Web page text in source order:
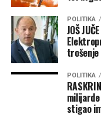
(BN)
POLITIKA
JOŠ
POLITIKA
stigao